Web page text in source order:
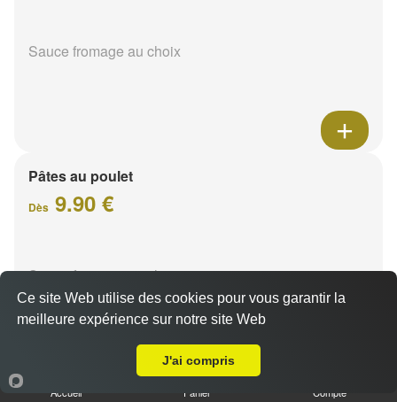
Sauce fromage au choix
Pâtes au poulet
Dès 9.90 €
Sauce fromage au choix
Accueil Panier Compte
Ce site Web utilise des cookies pour vous garantir la
meilleure expérience sur notre site Web
J'ai compris